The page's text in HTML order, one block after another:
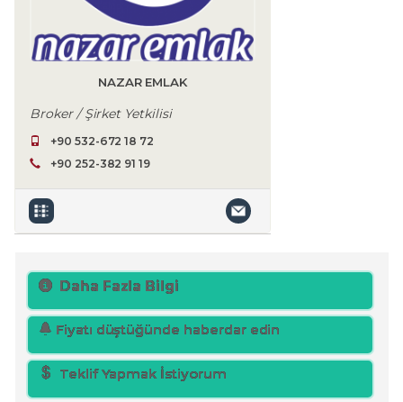
NAZAR EMLAK
Broker / Şirket Yetkilisi
+90 532-672 18 72
+90 252-382 91 19
Daha Fazla Bilgi
Fiyatı düştüğünde haberdar edin
Teklif Yapmak İstiyorum